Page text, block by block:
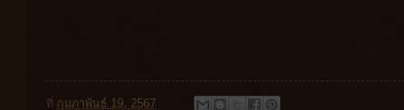
ที่ กุมภาพันธ์ 19, 2567